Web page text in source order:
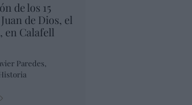
de los 15
de Dios, el
en Calafell
Paredes,